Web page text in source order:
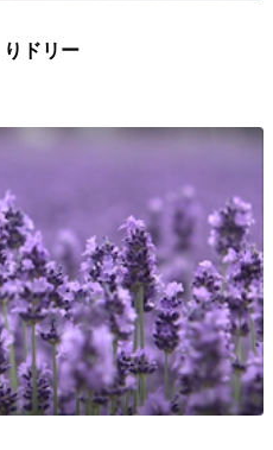
りドリー